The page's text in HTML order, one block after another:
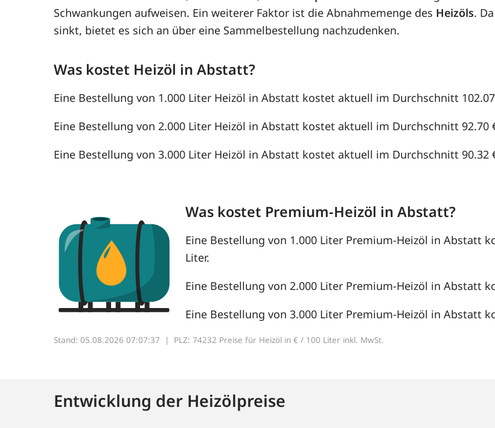
Schwankungen aufweisen. Ein weiterer Faktor ist die Abnahmemenge des Heizöls.
sinkt, bietet es sich an über eine Sammelbestellung nachzudenken.
Was kostet Heizöl in Abstatt?
Eine Bestellung von 1.000 Liter Heizöl in Abstatt kostet aktuell im Durchschnitt
Eine Bestellung von 2.000 Liter Heizöl in Abstatt kostet aktuell im Durchschnitt 92.70
Eine Bestellung von 3.000 Liter Heizöl in Abstatt kostet aktuell im Durchschnitt 90.32
Was kostet Premium-Heizöl in Abstatt?
Eine Bestellung von 1.000 Liter Premium-Heizöl in Abstatt
Liter.
Eine Bestellung von 2.000 Liter Premium-Heizöl in Abstatt
Eine Bestellung von 3.000 Liter Premium-Heizöl in Abstatt
Stand: 05.08.2026 07:07:37 | PLZ: 74232 Preise für Heizöl in € / 100 Liter inkl. MwSt.
Entwicklung der Heizölpreise